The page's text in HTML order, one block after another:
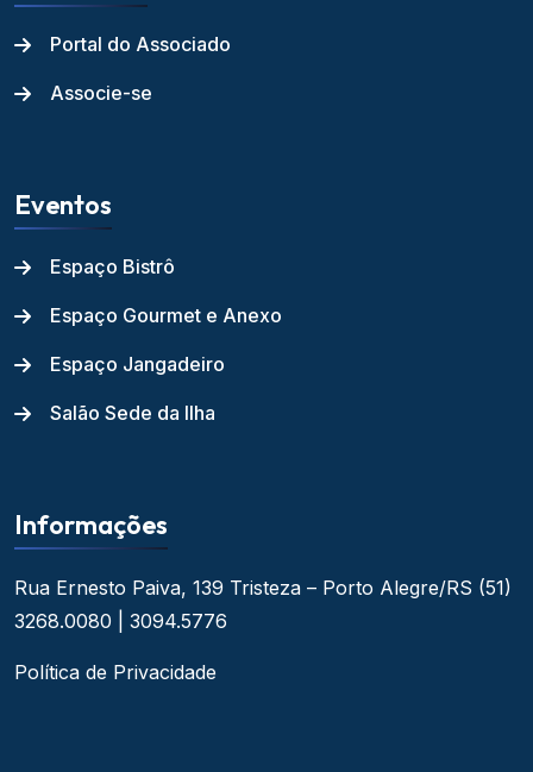
Portal do Associado
Associe-se
Eventos
Espaço Bistrô
Espaço Gourmet e Anexo
Espaço Jangadeiro
Salão Sede da Ilha
Informações
Rua Ernesto Paiva, 139 Tristeza – Porto Alegre/RS (51)
3268.0080 | 3094.5776
Política de Privacidade